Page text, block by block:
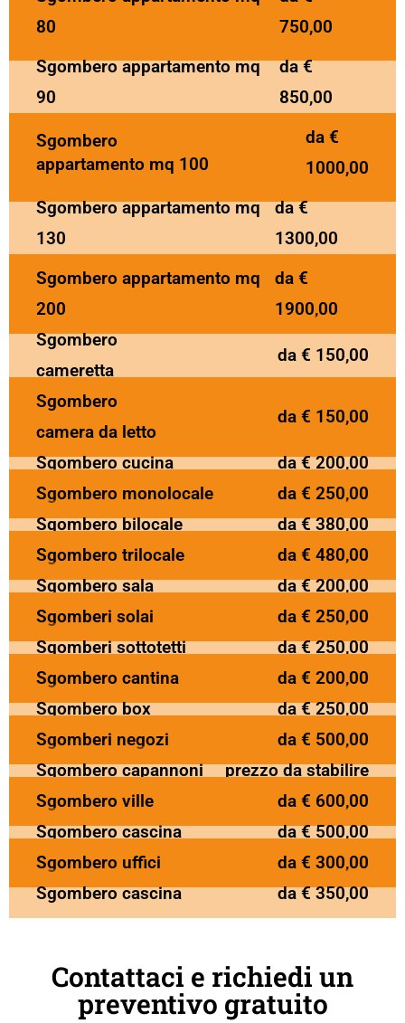
80
750,00
Sgombero appartamento mq
90
da €
850,00
Sgombero
appartamento mq 100
da €
1000,00
Sgombero appartamento mq
130
da €
1300,00
Sgombero appartamento mq
200
da €
1900,00
Sgombero
cameretta
da € 150,00
Sgombero
camera da letto
da € 150,00
Sgombero cucina
da € 200,00
Sgombero monolocale
da € 250,00
Sgombero bilocale
da € 380,00
Sgombero trilocale
da € 480,00
Sgombero sala
da € 200,00
Sgomberi solai
da € 250,00
Sgomberi sottotetti
da € 250,00
Sgombero cantina
da € 200,00
Sgombero box
da € 250,00
Sgomberi negozi
da € 500,00
Sgombero capannoni
prezzo da stabilire
Sgombero ville
da € 600,00
Sgombero cascina
da € 500,00
Sgombero uffici
da € 300,00
Sgombero cascina
da € 350,00
Contattaci e richiedi un
preventivo gratuito